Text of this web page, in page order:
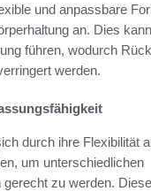
und anpassbare
an. Dies
führen, wodurch
werden.
durch ihre Flexibilität
um unterschiedlichen
gerecht zu werden. Diese